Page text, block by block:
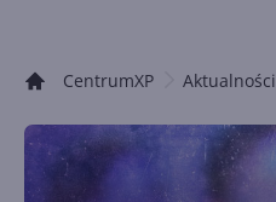
CentrumXP Aktualności